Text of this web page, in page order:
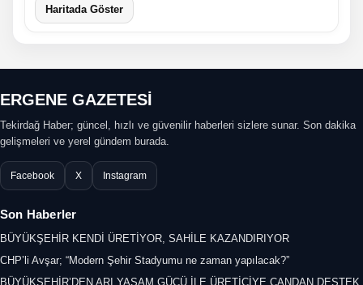
Haritada Göster
ERGENE GAZETESİ
Tekirdağ Haber; güncel, hızlı ve güvenilir haberleri sizlere sunar. Son dakika
gelişmeleri ve yerel gündem burada.
Facebook X Instagram
Son Haberler
BÜYÜKŞEHİR KENDİ ÜRETİYOR, SAHİLE KAZANDIRIYOR
CHP’li Avşar; “Modern Şehir Stadyumu ne zaman yapılacak?”
BÜYÜKŞEHİR’DEN ARI YAŞAM GÜCÜ İLE ÜRETİCİYE CANDAN DESTEK